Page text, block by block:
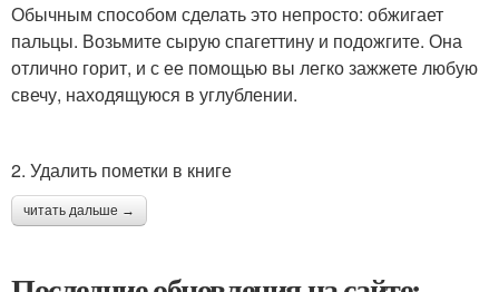
Обычным способом сделать это непросто: обжигает
пальцы. Возьмите сырую спагеттину и подожгите. Она
отлично горит, и с ее помощью вы легко зажжете любую
свечу, находящуюся в углублении.
2. Удалить пометки в книге
читать дальше →